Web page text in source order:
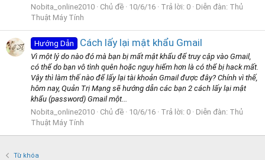
Nobita_online2010
Chủ đề 10/6/16 Trả lời: 0 Diễn đàn: Thủ
Thuật Máy Tính
Hướng Dẫn Cách lấy lại mật khẩu Gmail
Vì một lý do nào đó mà bạn bị mất mật khẩu để truy cập vào Gmail,
có thể do bạn vô tình quên hoặc nguy hiểm hơn là có thể bị hack mất.
Vậy thì làm thế nào để lấy lại tài khoản Gmail được đây? Chính vì thế,
hôm nay, Quản Trị Mạng sẽ hướng dẫn các bạn 2 cách lấy lại mật
khẩu (password) Gmail một...
Nobita_online2010
Chủ đề 10/6/16 Trả lời: 0 Diễn đàn: Thủ
Thuật Máy Tính
Từ khóa